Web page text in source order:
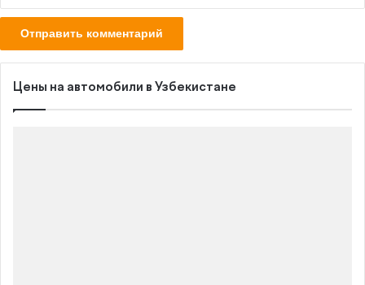
Цены на автомобили в Узбекистане